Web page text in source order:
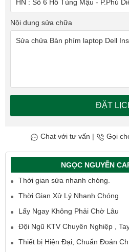
Nội dung sửa chữa
ĐẶT
Chat với tư vấn | Gọi
NGỌC NGUYỄN
Thời gian sửa nhanh chóng.
Thời Gian Xử Lý Nhanh Chóng
Lấy Ngay Không Phải Chờ Lâu
Đội Ngũ KTV Chuyên Nghiệp ,
Thiết bị Hiện Đại, Chuẩn Đoán